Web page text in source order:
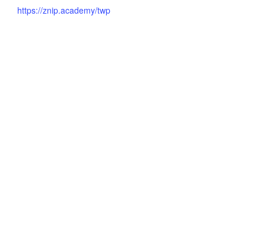
https://znip.academy/twp